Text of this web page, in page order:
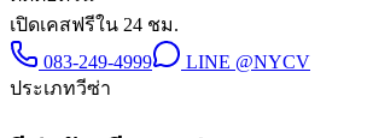
เปิดเคสฟรีใน 24 ชม.
083-249-4999
LINE @NYCV
ประเภทวีซ่า